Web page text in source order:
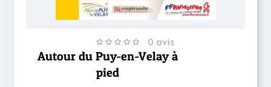
0 avis
Autour du Puy-en-Velay à
pied